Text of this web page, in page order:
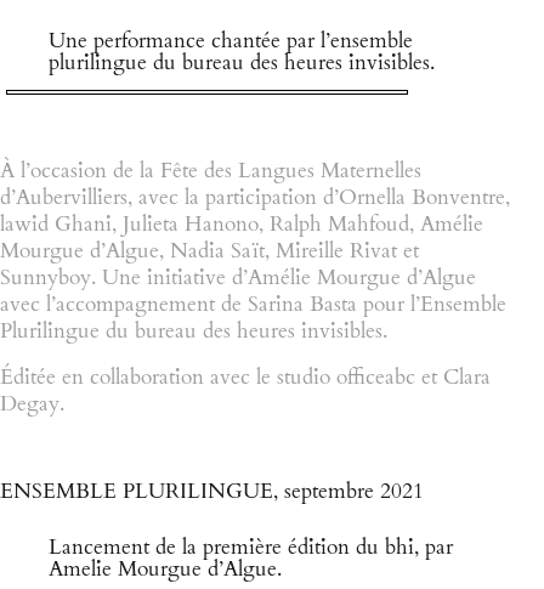
Une performance chantée par l’ensemble
plurilingue du bureau des heures invisibles.
À l’occasion de la Fête des Langues Maternelles
d’Aubervilliers, avec la participation d’Ornella Bonventre,
lawid Ghani, Julieta Hanono, Ralph Mahfoud, Amélie
Mourgue d’Algue, Nadia Saït, Mireille Rivat et
Sunnyboy. Une initiative d’Amélie Mourgue d’Algue
avec l’accompagnement de Sarina Basta pour l’Ensemble
Plurilingue du bureau des heures invisibles.
Éditée en collaboration avec le studio officeabc et Clara
Degay.
ENSEMBLE PLURILINGUE, septembre 2021
Lancement de la première édition du bhi, par
Amelie Mourgue d’Algue.